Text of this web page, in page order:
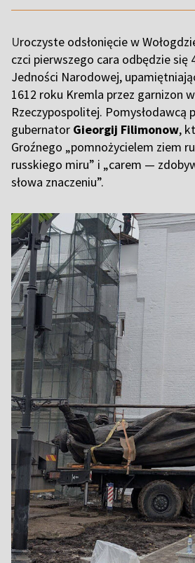
Uroczyste odsłonięcie w
czci pierwszego cara odbędzie się
Jedności Narodowej,
1612 roku Kremla przez garnizon
Rzeczypospolitej. Pomysłodawcą
gubernator Gieorgij Filimonow,
Groźnego „pomnożycielem ziem
russkiego miru” i „carem —
słowa znaczeniu”.